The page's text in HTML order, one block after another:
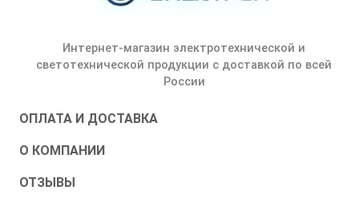
Интернет-магазин электротехнической и
светотехнической продукции с доставкой по всей
России
ОПЛАТА И ДОСТАВКА
О КОМПАНИИ
ОТЗЫВЫ